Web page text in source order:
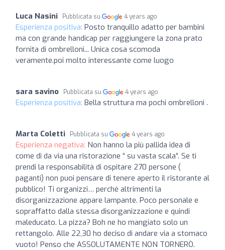
Luca Nasini Pubblicata su 4 years ago
Esperienza positiva: Posto tranquillo adatto per bambini
ma con grande handicap per raggiungere la zona prato
fornita di ombrelloni... Unica cosa scomoda
veramente.poi molto interessante come luogo
sara savino Pubblicata su 4 years ago
Esperienza positiva: Bella struttura ma pochi ombrelloni .
Marta Coletti Pubblicata su 4 years ago
Esperienza negativa: Non hanno la più pallida idea di
come di da via una ristorazione “ su vasta scala”. Se ti
prendi la responsabilità di ospitare 270 persone (
paganti) non puoi pensare di tenere aperto il ristorante al
pubblico! Ti organizzi… perché altrimenti la
disorganizzazione appare lampante. Poco personale e
sopraffatto dalla stessa disorganizzazione e quindi
maleducato. La pizza? Boh ne ho mangiato solo un
rettangolo. Alle 22,30 ho deciso di andare via a stomaco
vuoto! Penso che ASSOLUTAMENTE NON TORNERÒ.